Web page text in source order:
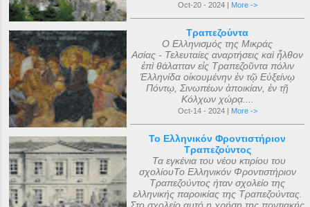
Oct-20 - 2024 | More ->
Τραπεζούντα
Ο Ελληνισμός της Μικράς
Ασίας - Τελευταίες αναρτήσεις καὶ ἦλθον
ἐπὶ θάλατταν εἰς Τραπεζοῦντα πόλιν
Ἑλληνίδα οἰκουμένην ἐν τῷ Εὐξείνῳ
Πόντῳ, Σινωπέων ἀποικίαν, ἐν τῇ
Κόλχων χώρᾳ....
Oct-14 - 2024 | More ->
Το Ελληνικόν Φροντιστήριον
Τραπεζούντος
Τα εγκένια του νέου κτιρίου του
σχολίουΤο Ελληνικόν Φροντιστήριον
Τραπεζούντος ήταν σχολείο της
ελληνικής παροικίας της Τραπεζούντας.